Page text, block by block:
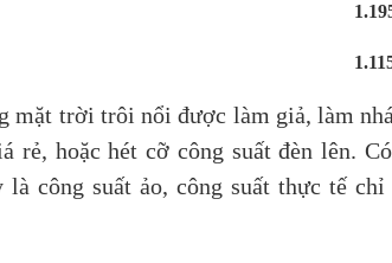
mặt trời trôi nổi được làm giả, làm
hoặc hét cỡ công suất đèn lên.
công suất ảo, công suất thực tế chỉ